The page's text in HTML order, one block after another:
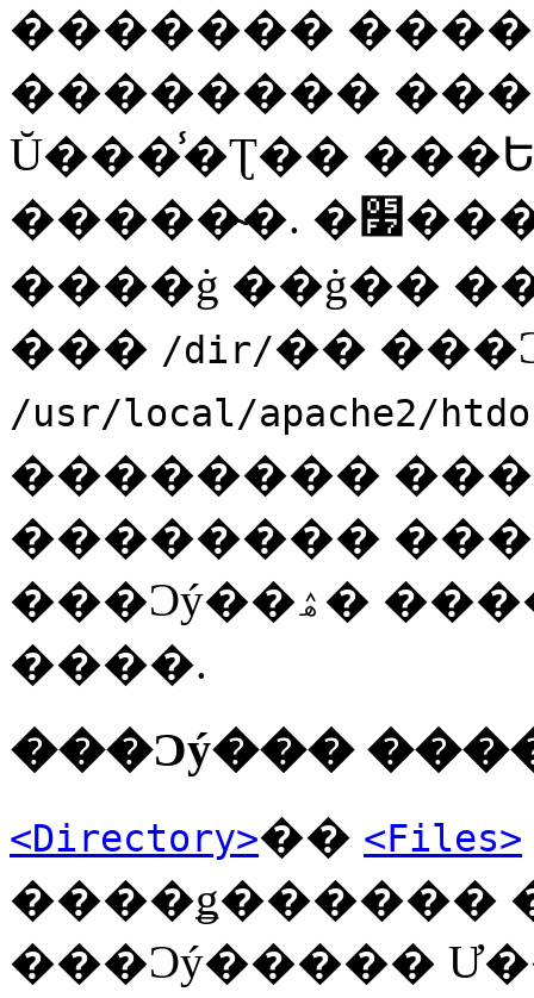
�����϶�.) �ݴ��
��������
Ŭ���̾�Ʈ��
�����̴�. �׷��� ���н����� �⺻
����ġ ��ġ��
��� /dir/��
/usr/local/apache2/
��������
�� �ֱ⶧���� �ݵ��
���Ͻý��ۿ� ���� ������ �ʿ��
����.
���Ͻý���
<Directory>�� <Files>
����ǥ������
���Ͻý�����